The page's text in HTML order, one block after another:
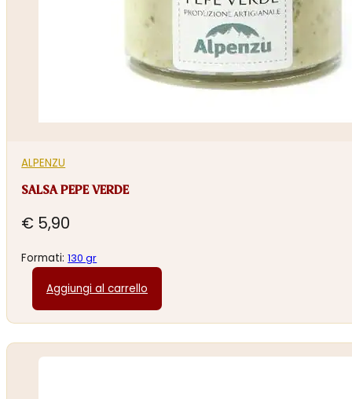
ALPENZU
SALSA PEPE VERDE
€ 5,90
Formati:130 gr
Aggiungi al carrello